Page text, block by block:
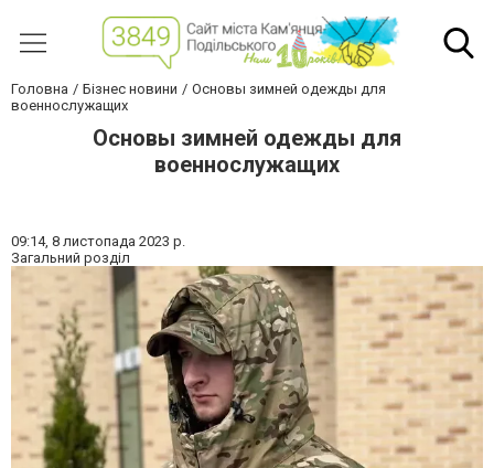
Головна Бізнес новини
Основы зимней одежды для
военнослужащих
Основы зимней одежды для
военнослужащих
09:14, 8 листопада 2023 р.
Загальний розділ